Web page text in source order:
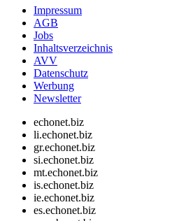
Impressum
AGB
Jobs
Inhaltsverzeichnis
AVV
Datenschutz
Werbung
Newsletter
echonet.biz
li.echonet.biz
gr.echonet.biz
si.echonet.biz
mt.echonet.biz
is.echonet.biz
ie.echonet.biz
es.echonet.biz